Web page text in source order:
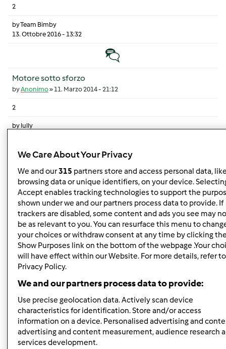
2
byTeam Bimby
13. Ottobre 2016 - 13:32
Discussione normale
Motore sotto sforzo
byAnonimo»11. Marzo 2014 - 21:12
2
by lully
Discussione normale
modalita' anti orario
byAnonimo»22. Giugno 2015 - 21:10
byGraff
23. Giugno 2015 - 16:06
Discussione normale
Assistenza all'estero
Team Bimby
18. Maggio 2018 - 07:48
We Care About Your Privacy
We and our315 partners store and access personal data,
browsing data or unique identifiers, on your device.
Accept enables tracking technologies to support the
shown under we and our partners process data to provide. If
trackers are disabled, some content and ads you see may
be as relevant to you. You can resurface this menu to
your choices or withdraw consent at any time by clicking
Show Purposes link on the bottom of the webpage .Your
will have effect within our Website. For more details, refer
Privacy Policy.
We and our partners process data to provide:
Use precise geolocation data. Actively scan device
characteristics for identification. Store and/or access
information on a device. Personalised advertising and
advertising and content measurement, audience research
services development.